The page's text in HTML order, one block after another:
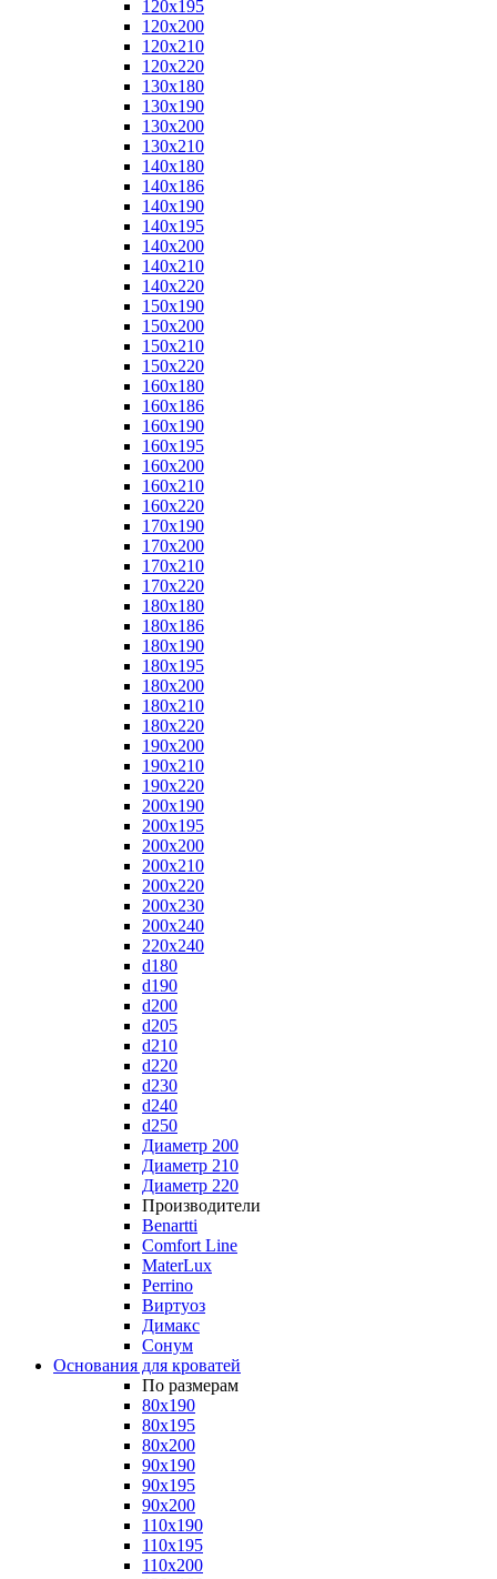
120x195
120x200
120x210
120x220
130x180
130x190
130x200
130x210
140x180
140x186
140x190
140x195
140x200
140x210
140x220
150x190
150x200
150x210
150x220
160x180
160x186
160x190
160x195
160x200
160x210
160x220
170x190
170x200
170x210
170x220
180x180
180x186
180x190
180x195
180x200
180x210
180x220
190x200
190x210
190x220
200x190
200x195
200x200
200x210
200x220
200x230
200x240
220x240
d180
d190
d200
d205
d210
d220
d230
d240
d250
Диаметр 200
Диаметр 210
Диаметр 220
Производители
Benartti
Comfort Line
MaterLux
Perrino
Виртуоз
Димакс
Сонум
Основания для кроватей
По размерам
80x190
80x195
80x200
90x190
90x195
90x200
110x190
110x195
110x200